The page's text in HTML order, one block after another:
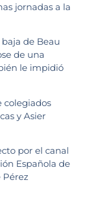
jornadas a la
de Beau
de una
le impidió
colegiados
y Asier
por el canal
Española de
Pérez